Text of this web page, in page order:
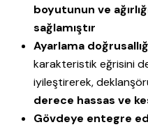
boyutunun ve
sağlamıştır
Ayarlama
karakteristik eğrisini
iyileştirerek,
derece hassas ve
Gövdeye entegre